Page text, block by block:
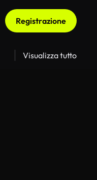
Registrazione
Visualizza tutto